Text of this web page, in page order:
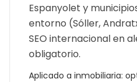
Espanyolet y
entorno (Sóller,
SEO internacional en
obligatorio.
Aplicado a inmobiliaria: